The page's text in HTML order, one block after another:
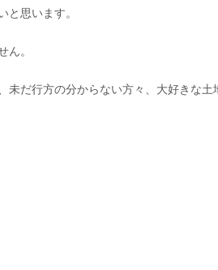
思います。
ん。
だ行方の分からない方々、大好きな